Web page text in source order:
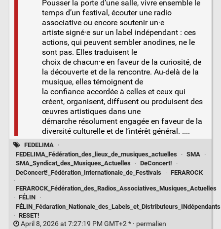
Pousser la porte d’une salle, vivre ensemble le
temps d’un festival, écouter une radio
associative ou encore soutenir un·e
artiste signé·e sur un label indépendant : ces
actions, qui peuvent sembler anodines, ne le
sont pas. Elles traduisent le
choix de chacun·e en faveur de la curiosité, de
la découverte et de la rencontre. Au-delà de la
musique, elles témoignent de
la confiance accordée à celles et ceux qui
créent, organisent, diffusent ou produisent des
œuvres artistiques dans une
démarche résolument engagée en faveur de la
diversité culturelle et de l’intérêt général. ....
FEDELIMA
·
FEDELIMA_Fédération_des_lieux_de_musiques_actuelles
· SMA
·
SMA_Syndicat_des_Musiques_Actuelles
· DeConcert!
·
DeConcert!_Fédération_Internationale_de_Festivals
· FERAROCK
·
FERAROCK_Fédération_des_Radios_Associatives_Musiques_Actuelles
· FÉLIN
·
FÉLIN_Fédaration_Nationale_des_Labels_et_Distributeurs_INdépendants
· RESET!
April 8, 2026 at 7:27:19 PM GMT+2 * · permalien